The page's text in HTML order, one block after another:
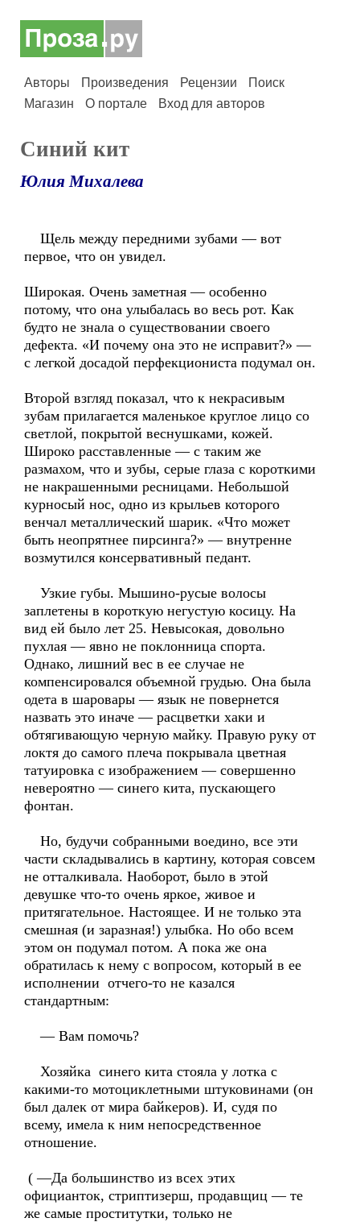
Авторы Произведения Рецензии
Поиск
Магазин
О портале Вход для авторов
Синий кит
Юлия Михалева
Щель между передними зубами — вот
первое, что он увидел.
Широкая. Очень заметная — особенно
потому, что она улыбалась во весь рот. Как
будто не знала о существовании своего
дефекта. «И почему она это не исправит?» —
с легкой досадой перфекциониста подумал он.
Второй взгляд показал, что к некрасивым
зубам прилагается маленькое круглое лицо со
светлой, покрытой веснушками, кожей.
Широко расставленные — с таким же
размахом, что и зубы, серые глаза с короткими
не накрашенными ресницами. Небольшой
курносый нос, одно из крыльев которого
венчал металлический шарик. «Что может
быть неопрятнее пирсинга?» — внутренне
возмутился консервативный педант.
Узкие губы. Мышино-русые волосы
заплетены в короткую негустую косицу. На
вид ей было лет 25. Невысокая, довольно
пухлая — явно не поклонница спорта.
Однако, лишний вес в ее случае не
компенсировался объемной грудью. Она была
одета в шаровары — язык не повернется
назвать это иначе — расцветки хаки и
обтягивающую черную майку. Правую руку от
локтя до самого плеча покрывала цветная
татуировка с изображением — совершенно
невероятно — синего кита, пускающего
фонтан.
Но, будучи собранными воедино, все эти
части складывались в картину, которая совсем
не отталкивала. Наоборот, было в этой
девушке что-то очень яркое, живое и
притягательное. Настоящее. И не только эта
смешная (и заразная!) улыбка. Но обо всем
этом он подумал потом. А пока же она
обратилась к нему с вопросом, который в ее
исполнении отчего-то не казался
стандартным:
— Вам помочь?
Хозяйка синего кита стояла у лотка с
какими-то мотоциклетными штуковинами (он
был далек от мира байкеров). И, судя по
всему, имела к ним непосредственное
отношение.
( —Да большинство из всех этих
официанток, стриптизерш, продавщиц — те
же самые проститутки, только не